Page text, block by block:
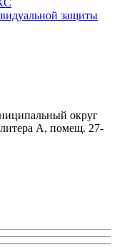
защиты
округ
А, помещ. 27-